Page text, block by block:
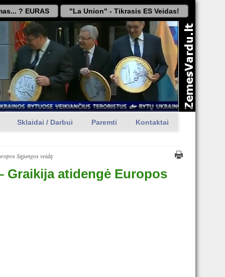
? EURAS "La Union" - Tikrasis ES Veidas!
Sklaidai / Darbui Paremti Kontaktai
Sąjungos veidą
Graikija atidengė Europos